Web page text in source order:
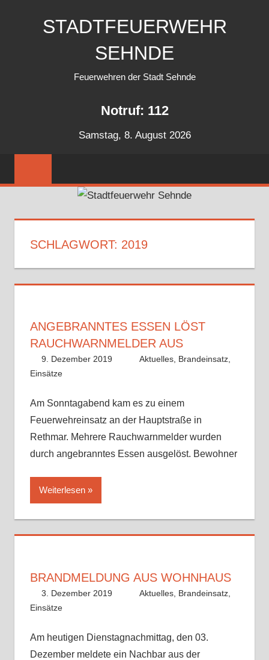
STADTFEUERWEHR
SEHNDE
Feuerwehren der Stadt Sehnde
Notruf: 112
Samstag, 8. August 2026
SCHLAGWORT: 2019
ANGEBRANNTES ESSEN LÖST
RAUCHWARNMELDER AUS
9. Dezember 2019 Alex Meyer
Aktuelles, Brandeinsatz,
Einsätze
Am Sonntagabend kam es zu einem
Feuerwehreinsatz an der Hauptstraße in
Rethmar. Mehrere Rauchwarnmelder wurden
durch angebranntes Essen ausgelöst. Bewohner
Weiterlesen
BRANDMELDUNG AUS WOHNHAUS
3. Dezember 2019 Benedikt Nolle
Aktuelles, Brandeinsatz,
Einsätze
Am heutigen Dienstagnachmittag, den 03.
Dezember meldete ein Nachbar aus der